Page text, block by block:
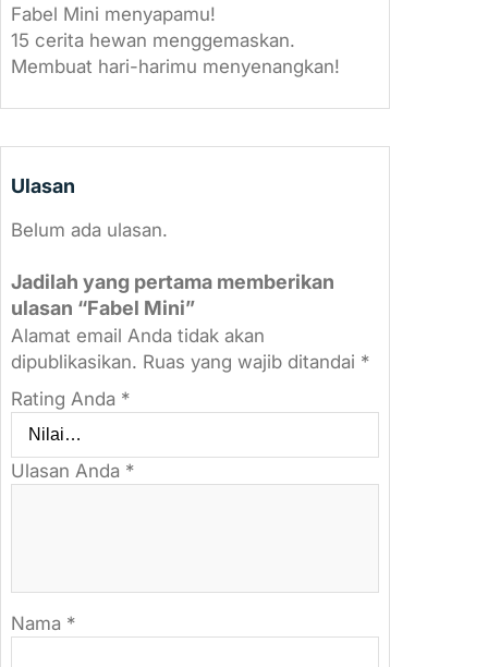
M
n
Fabel Mini menyapamu!
15 cerita hewan menggemaskan.
Membuat hari-harimu menyenangkan!
Ulasan
Belum ada ulasan.
Jadilah yang pertama memberikan
ulasan “Fabel Mini”
Alamat email Anda tidak akan
dipublikasikan. Ruas yang wajib ditandai *
Rating Anda *
Ulasan Anda *
Nama *